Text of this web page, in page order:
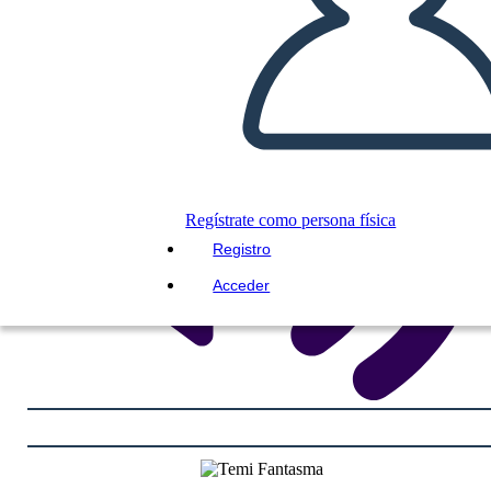
Regístrate como persona física
Registro
Acceder